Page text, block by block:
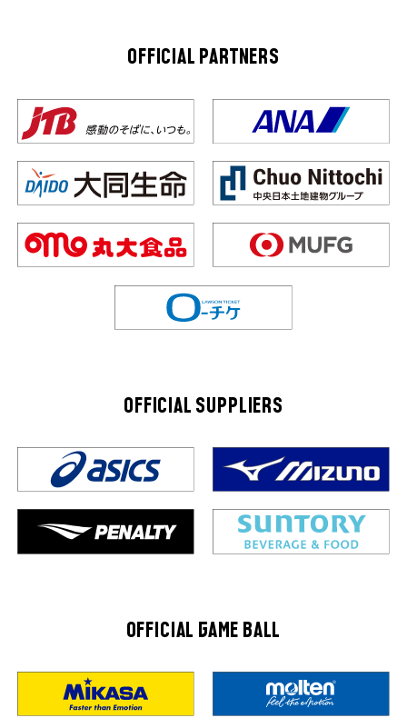
OFFICIAL PARTNERS
OFFICIAL SUPPLIERS
OFFICIAL GAME BALL